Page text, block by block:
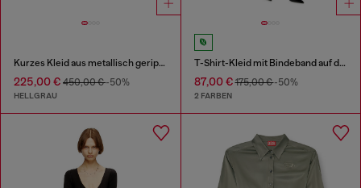
Kurzes Kleid aus metallisch geripptem Strick
225,00 € 450,00 €-50%
HELLGRAU
T-Shirt-Kleid mit Bindeband auf der Vorderseite
87,00 €175,00 €-50%
2 FARBEN